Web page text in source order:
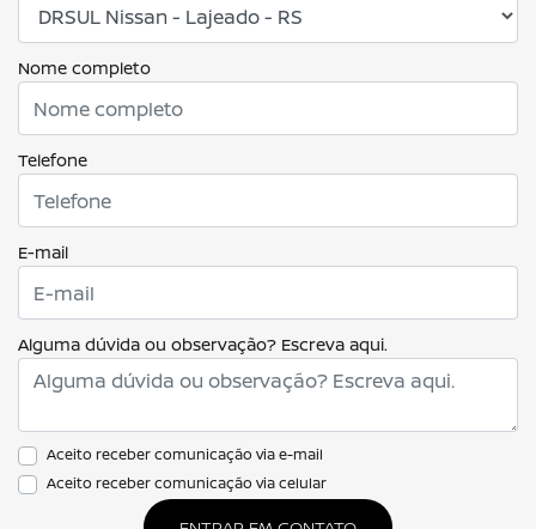
Nome completo
Telefone
E-mail
Alguma dúvida ou observação? Escreva aqui.
Aceito receber comunicação via e-mail
Aceito receber comunicação via celular